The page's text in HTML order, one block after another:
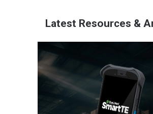
Latest Resources &